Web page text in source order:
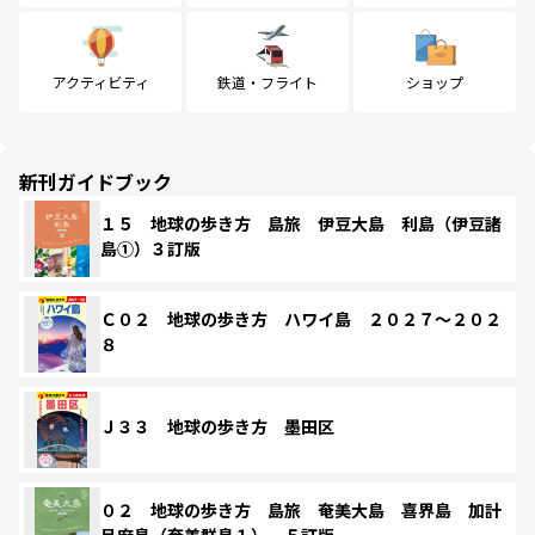
アクティビティ 鉄道・フライト ショップ
新刊ガイドブック
１５ 地球の歩き方 島旅 伊豆大島 利島（伊豆諸
島①）３訂版
Ｃ０２ 地球の歩き方 ハワイ島 ２０２７～２０２
８
Ｊ３３ 地球の歩き方 墨田区
０２ 地球の歩き方 島旅 奄美大島 喜界島 加計